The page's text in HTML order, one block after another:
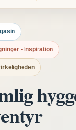
• Inspiration